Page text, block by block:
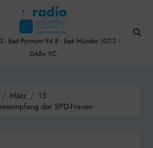
- Bad Pyrmont 94.8 - Bad Münder 107.2 -
DAB+ 9C
März
13
der SPD-Frauen